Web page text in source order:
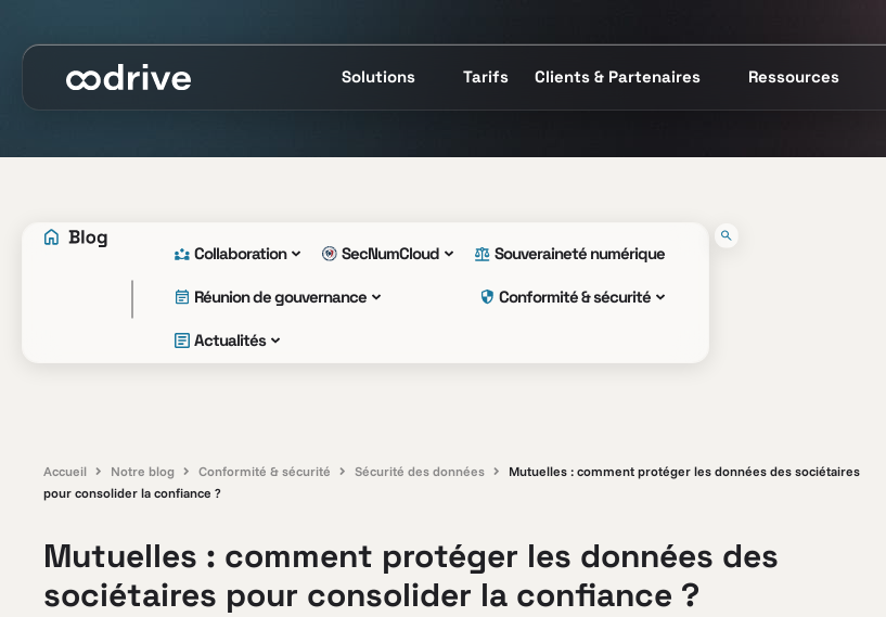
Solutions Tarifs Clients & Partenaires Ressources
Collaboration SecNumCloud Souveraineté numérique
Réunion de gouvernance Conformité & sécurité
Actualités
Accueil Notre blog Conformité & sécurité Sécurité des données
Mutuelles : comment protéger les données des sociétaires
pour consolider la confiance ?
Mutuelles : comment protéger les données des
sociétaires pour consolider la confiance ?